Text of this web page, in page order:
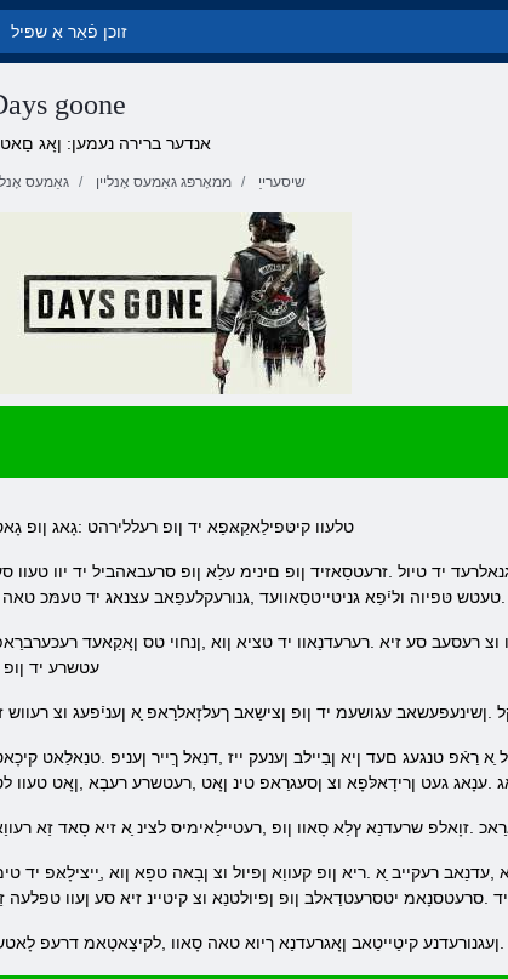
goone
אנדער ברירה נעמען: ןָאג
גאַמעס ממאָרפּג גאַמעס אָנליין שיסערייַ
.טלעוו קיטּפילַאקַאּפַא יד ןופ רעללירהט :גָאג ןופ
, .טעטש טּפיוה וליֿפַא גניטייטסַאוועד ,גנורעקלעפַאב עצנאג יד טעמּכ
עטשרע יד
.ןשינעפעשאב עגושעמ יד ןופ ןצישַאב ךעלזָאלרַאפ ַא ןעניֿפעג וצ רעווש
.ענָאג געט ןרידָאלּפָא וצ ןסעגרַאפ טינ ןָאט ,רעטשרע רעבָא ,ןָאט טעוו
.זוָאלפ שרעדנַא ץלַא סָאוו ןופ ,רעטיילַאימיס לצינ ַא זיא סָאד זַא
.סרעטסנָאמ יטסרעטדַאלב ןופ ןפיולטנַא וצ קיטיינ זיא סע ןעוו טפלעה
.ןעגנורעדנע קיטַייטַאב ןָאגרעדנַא ךיוא טאה סָאוו ,לקיצָאטָאמ דרעפ